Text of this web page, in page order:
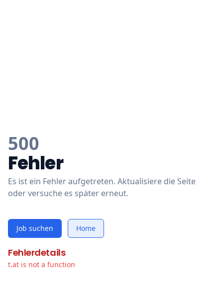
500
Fehler
Es ist ein Fehler aufgetreten. Aktualisiere die Seite
oder versuche es später erneut.
Job suchen Home
Fehlerdetails
t.at is not a function